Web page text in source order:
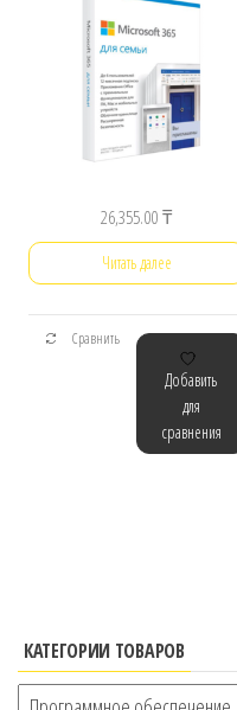
26,355.00₸
Читать далее
Сравнить
Добавить
для
сравнения
КАТЕГОРИИ ТОВАРОВ